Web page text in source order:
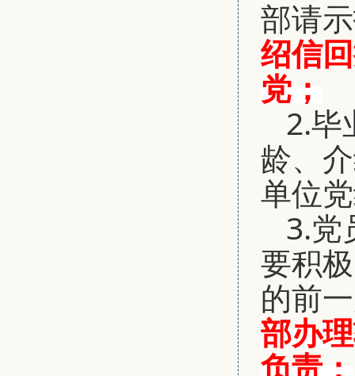
部请
绍信
党；
2.毕
龄、
单位
3.党
要积
的前
部办
负责；